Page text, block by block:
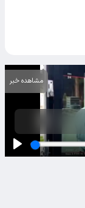
مشاهده خبر